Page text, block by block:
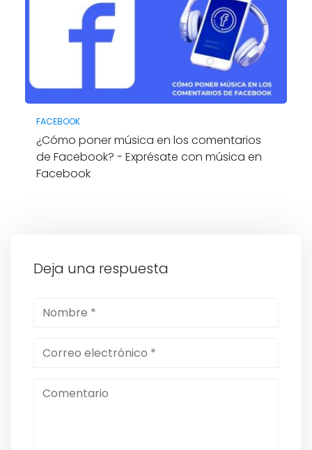
FACEBOOK
¿Cómo poner música en los comentarios
de Facebook? - Exprésate con música en
Facebook
Deja una respuesta